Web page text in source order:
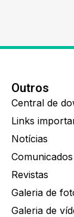
Outros
Central de
Links
Notícias
Comunicados
Revistas
Galeria de
Galeria de